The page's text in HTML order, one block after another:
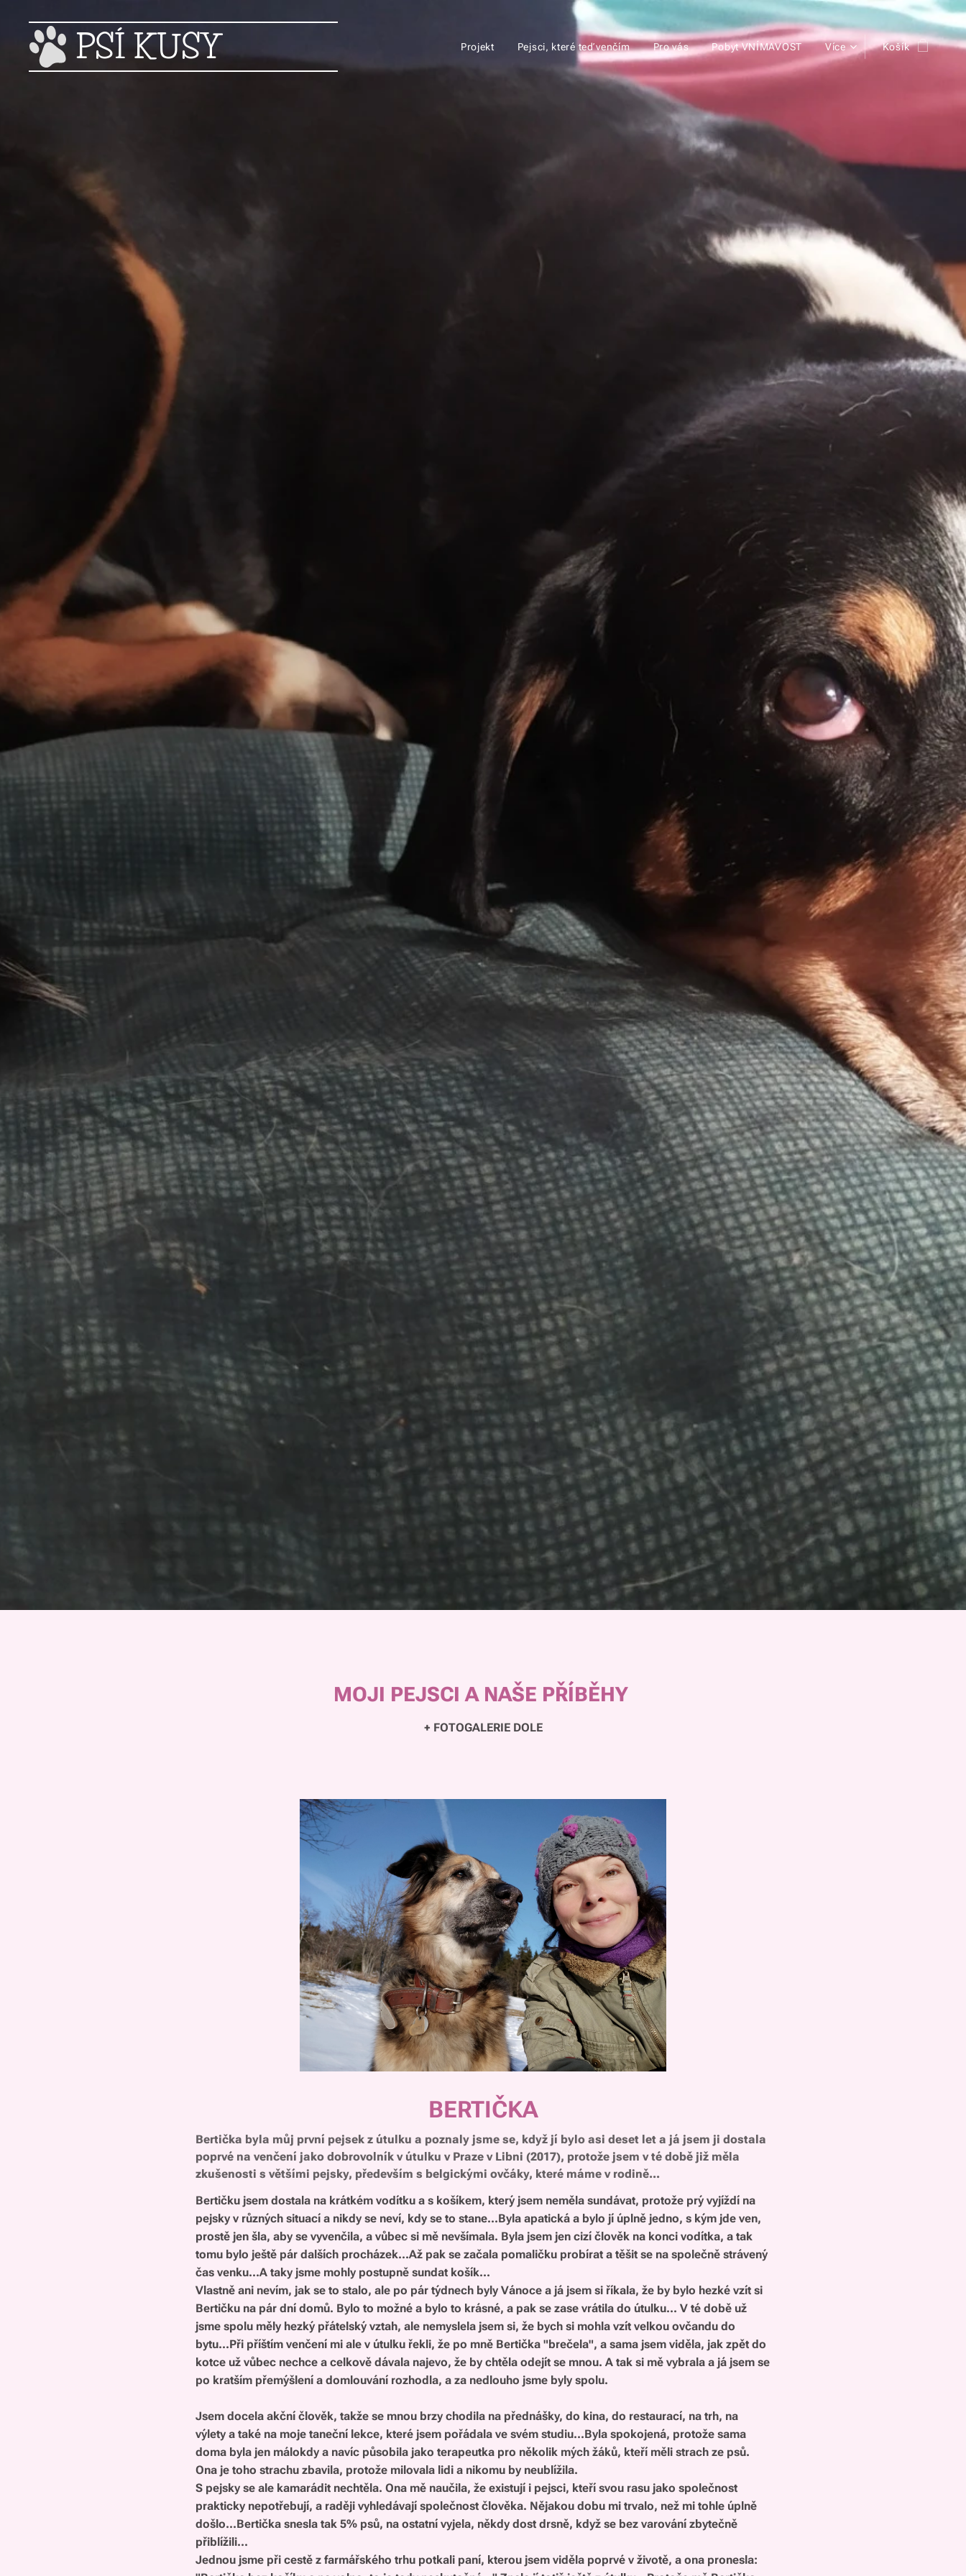
PSÍ KUSY
Projekt Pejsci, které teď venčím Pro vás Pobyt VNÍMAVOST Více Košík
MOJI PEJSCI A NAŠE PŘÍBĚHY
+ FOTOGALERIE DOLE
BERTIČKA
Bertička byla můj první pejsek z útulku a poznaly jsme se, když jí bylo asi deset let a já jsem ji dostala
poprvé na venčení jako dobrovolník v útulku v Praze v Libni (2017), protože jsem v té době již měla
zkušenosti s většími pejsky, především s belgickými ovčáky, které máme v rodině...
Bertičku jsem dostala na krátkém vodítku a s košíkem, který jsem neměla sundávat, protože prý vyjíždí na
pejsky v různých situací a nikdy se neví, kdy se to stane...Byla apatická a bylo jí úplně jedno, s kým jde ven,
prostě jen šla, aby se vyvenčila, a vůbec si mě nevšímala. Byla jsem jen cizí člověk na konci vodítka, a tak
tomu bylo ještě pár dalších procházek...Až pak se začala pomaličku probírat a těšit se na společně strávený
čas venku...A taky jsme mohly postupně sundat košík...
Vlastně ani nevím, jak se to stalo, ale po pár týdnech byly Vánoce a já jsem si říkala, že by bylo hezké vzít si
Bertičku na pár dní domů. Bylo to možné a bylo to krásné, a pak se zase vrátila do útulku... V té době už
jsme spolu měly hezký přátelský vztah, ale nemyslela jsem si, že bych si mohla vzít velkou ovčandu do
bytu...Při příštím venčení mi ale v útulku řekli, že po mně Bertička "brečela", a sama jsem viděla, jak zpět do
kotce už vůbec nechce a celkově dávala najevo, že by chtěla odejít se mnou. A tak si mě vybrala a já jsem se
po kratším přemýšlení a domlouvání rozhodla, a za nedlouho jsme byly spolu.
Jsem docela akční člověk, takže se mnou brzy chodila na přednášky, do kina, do restaurací, na trh, na
výlety a také na moje taneční lekce, které jsem pořádala ve svém studiu...Byla spokojená, protože sama
doma byla jen málokdy a navíc působila jako terapeutka pro několik mých žáků, kteří měli strach ze psů.
Ona je toho strachu zbavila, protože milovala lidi a nikomu by neublížila.
S pejsky se ale kamarádit nechtěla. Ona mě naučila, že existují i pejsci, kteří svou rasu jako společnost
prakticky nepotřebují, a raději vyhledávají společnost člověka. Nějakou dobu mi trvalo, než mi tohle úplně
došlo...Bertička snesla tak 5% psů, na ostatní vyjela, někdy dost drsně, když se bez varování zbytečně
přiblížili...
Jednou jsme při cestě z farmářského trhu potkali paní, kterou jsem viděla poprvé v životě, a ona pronesla: